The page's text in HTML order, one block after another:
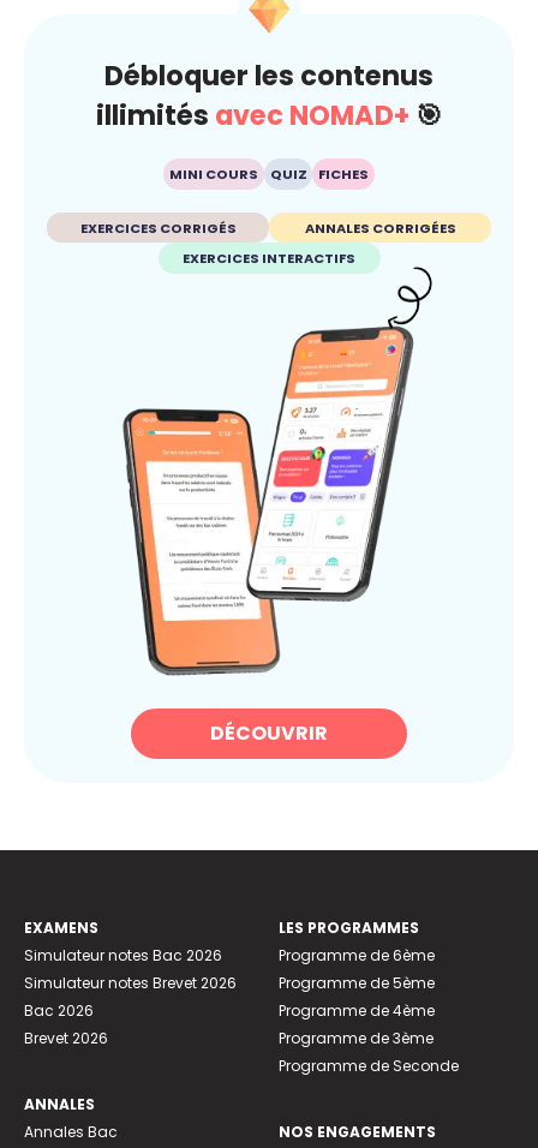
Débloquer les contenus
illimités avec NOMAD+ 🎯
MINI COURS QUIZ FICHES
EXERCICES CORRIGÉS
ANNALES CORRIGÉES
EXERCICES INTERACTIFS
DÉCOUVRIR
EXAMENS
Simulateur notes Bac 2026
Simulateur notes Brevet 2026
Bac 2026
Brevet 2026
ANNALES
Annales Bac
LES PROGRAMMES
Programme de 6ème
Programme de 5ème
Programme de 4ème
Programme de 3ème
Programme de Seconde
NOS ENGAGEMENTS